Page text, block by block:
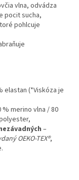
vlna, odvádza
pocit sucha,
pohlcuje
elastan (*Viskóza je
% merino vlna / 80
–
OEKO-TEX®,